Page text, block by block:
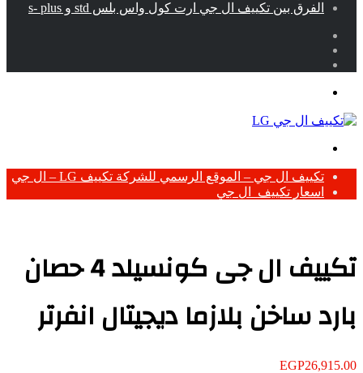
الفرق بين تكييف ال جي ارت كول واس بلس std و s- plus
تكييف ال جي – الموقع الرسمي للشركة تكييف LG – ال جي
اسعار تكييف ال جي
تكييف ال جى كونسيلد 4 حصان
بارد ساخن بلازما ديجيتال انفرتر
EGP26,915.00